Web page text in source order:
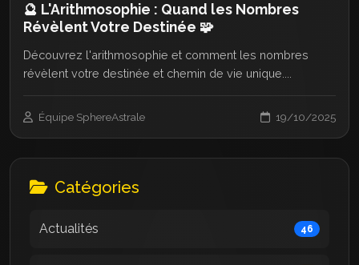
🔮 L'Arithmosophie : Quand les Nombres
Révèlent Votre Destinée 🧩
Découvrez l'arithmosophie et comment les nombres
révèlent votre destinée et chemin de vie unique....
Équipe SphereAstrale 19/10/2025
Catégories
Actualités 46